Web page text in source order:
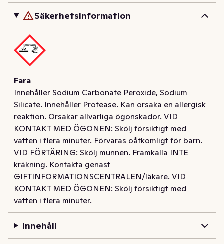
diskmaskinens diskmedelsbehållare. Håller
diskmaskinen ren och fräsch.
Yes Original All in One diskmaskinstabletter är effektiva
även mot intorkat fett och ger en skinande ren disk. Yes
kombinerar vätska och pulver i en enda kraftfull kapsel.
Det ytterst lättlösliga höljet löses upp fort så att
kapseln kan börja rengöra och utföra sitt jobb. Och de
är så enkla att använda! Ingen uppackning behövs, lägg
dem bara i diskmaskinens diskmedelsbehållare.
Säkerhetsinformation
Fara
Innehåller Sodium Carbonate Peroxide, Sodium
Silicate. Innehåller Protease. Kan orsaka en allergisk
reaktion. Orsakar allvarliga ögonskador. VID
KONTAKT MED ÖGONEN: Skölj försiktigt med
vatten i flera minuter. Förvaras oåtkomligt för barn.
VID FÖRTÄRING: Skölj munnen. Framkalla INTE
kräkning. Kontakta genast
GIFTINFORMATIONSCENTRALEN/läkare. VID
KONTAKT MED ÖGONEN: Skölj försiktigt med
vatten i flera minuter.
Innehåll